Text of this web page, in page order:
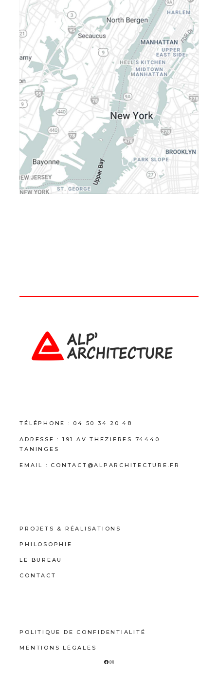
TÉLÉPHONE : 04 50 34 20 48
ADRESSE : 191 AV THEZIERES 74440
TANINGES
EMAIL : CONTACT@ALPARCHITECTURE.FR
PROJETS & RÉALISATIONS
PHILOSOPHIE
LE BUREAU
CONTACT
POLITIQUE DE CONFIDENTIALITÉ
MENTIONS LÉGALES
FACEBOOK
INSTAGRAM